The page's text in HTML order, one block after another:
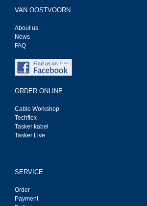
VAN OOSTVOORN
About us
News
FAQ
ORDER ONLINE
Cable Workshop
Techflex
Tasker kabel
Tasker Live
SERVICE
Order
Payment